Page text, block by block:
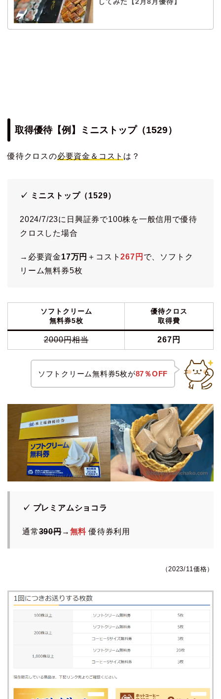
してみた【2月8月優待】
取得優待【例】ミニストップ（1529）
優待クロスの必要資金＆コスト は？
✓ ミニストップ（1529）
2024/7/23に日興証券で100株を一般信用で優待
クロスした場合
→必要資金17万円 ＋コスト267円 で、ソフトク
リーム無料券5枚
ソフトクリーム
無料券5枚
優待クロス
取得費
2000円相当 267円
ソフトクリーム無料券5枚が87％OFF
✓ プレミアムショコラ
通常390円→ 無料 優待券利用
（2023/11価格）